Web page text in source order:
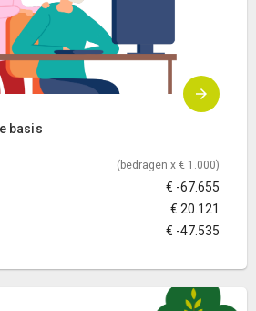
basis
(bedragen x € 1.000)
€ -67.655
€ 20.121
€ -47.535